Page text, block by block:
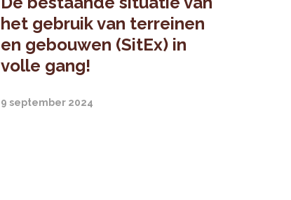
het gebruik van terreinen
en gebouwen (SitEx) in
volle gang!
9 september 2024